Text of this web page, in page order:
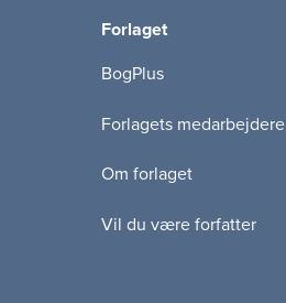
Forlaget
BogPlus
Forlagets medarbejdere
Om forlaget
Vil du være forfatter